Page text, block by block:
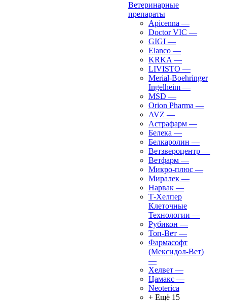
Ветеринарные
препараты
Apicenna —
Doctor VIC —
GIGI —
Elanco —
KRKA —
LIVISTO —
Merial-Boehringer
Ingelheim —
MSD —
Orion Pharma —
AVZ —
Астрафарм —
Белека —
Белкаролин —
Ветзвероцентр —
Ветфарм —
Микро-плюс —
Миралек —
Нарвак —
Т-Хелпер
Клеточные
Технологии —
Рубикон —
Топ-Вет —
Фармасофт
(Мексидол-Вет)
—
Хелвет —
Цамакс —
Neoterica
+ Ещё 15